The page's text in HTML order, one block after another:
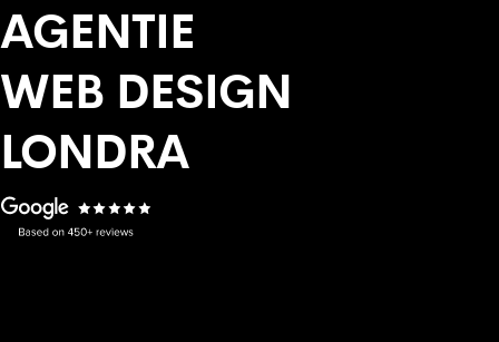
AGENTIE
WEB DESIGN
LONDRA